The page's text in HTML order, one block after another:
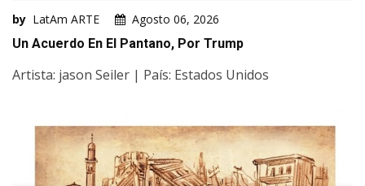
by LatAm ARTE
Agosto 06, 2026
Un Acuerdo En El Pantano, Por Trump
Artista: jason Seiler | País: Estados Unidos